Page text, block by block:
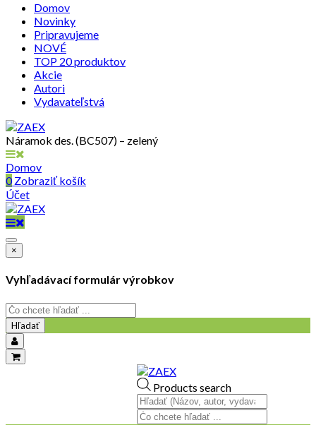
Domov
Novinky
Pripravujeme
NOVÉ
TOP 20 produktov
Akcie
Autori
Vydavateľstvá
Náramok des. (BC507) – zelený
Domov
0Zobraziť košík
Účet
×
Vyhľadávací formulár výrobkov
Hľadať
Products search